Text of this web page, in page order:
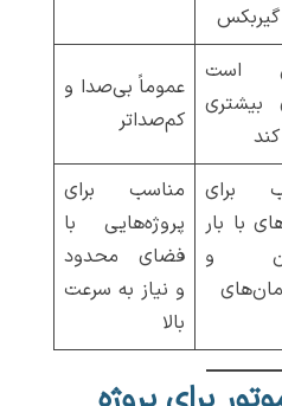
گیربکس
است
بیشتری
عموماً بی‌صدا و
کم‌صداتر
برای
با بار
و
مناسب برای
پروژه‌هایی با
فضای محدود
و نیاز به سرعت
بالا